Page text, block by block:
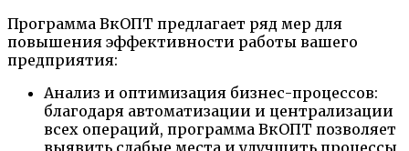
Программа ВкОПТ предлагает ряд мер для
повышения эффективности работы вашего
предприятия:
Анализ и оптимизация бизнес-процессов:
благодаря автоматизации и централизации
всех операций, программа ВкОПТ позволяет